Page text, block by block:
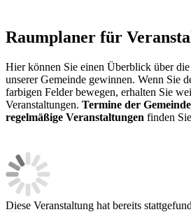
Raumplaner für
Hier können Sie einen Überblick über die
unserer Gemeinde gewinnen. Wenn Sie
farbigen Felder bewegen, erhalten Sie
Veranstaltungen. Termine der
regelmäßige Veranstaltungen finden Sie
Diese Veranstaltung hat bereits